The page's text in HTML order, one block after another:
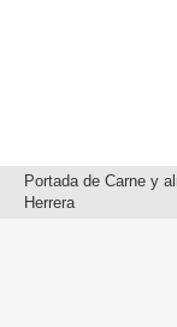
Portada de Carne y
Herrera